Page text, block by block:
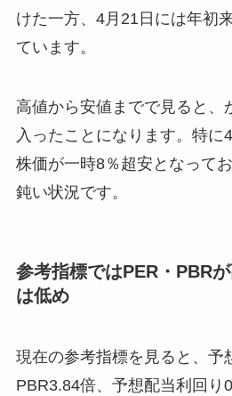
けた一方、4月21日には年初
ています。
高値から安値までで見ると、
入ったことになります。特に
株価が一時8％超安となって
鈍い状況です。
参考指標ではPER・PBR
は低め
現在の参考指標を見ると、予
PBR3.84倍、予想配当利回り